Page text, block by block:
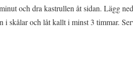
och dra kastrullen åt sidan. Lägg
i skålar och låt kallt i minst 3 timmar.